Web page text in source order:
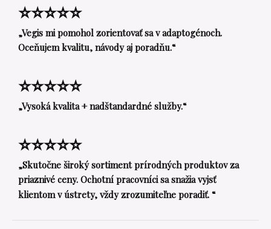
⭐⭐⭐⭐⭐
„Vegis mi pomohol zorientovať sa v adaptogénoch.
Oceňujem kvalitu, návody aj poradňu.“
⭐⭐⭐⭐⭐
„Vysoká kvalita + nadštandardné služby.“
⭐⭐⭐⭐⭐
„Skutočne široký sortiment prírodných produktov za
priaznivé ceny. Ochotní pracovníci sa snažia vyjsť
klientom v ústrety, vždy zrozumiteľne poradiť. “